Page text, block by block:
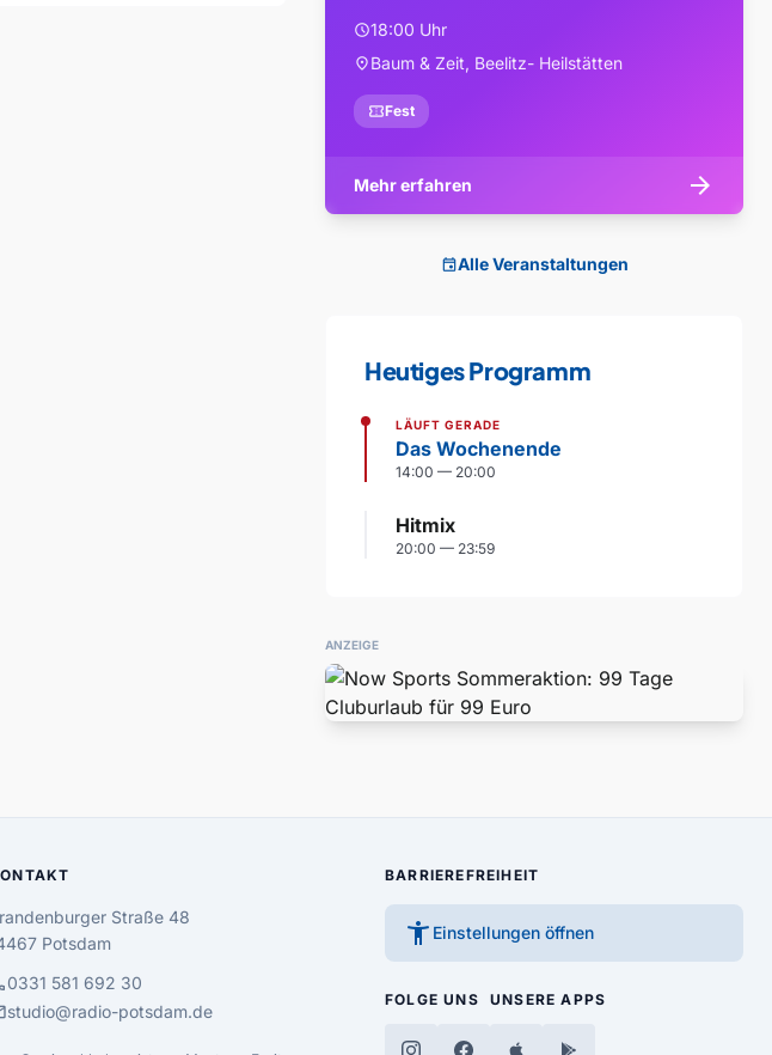
schedule18:00 Uhr
location_onBaum & Zeit, Beelitz- Heilstätten
confirmation_numberFest
Mehr erfahren arrow_forward
eventAlle Veranstaltungen
Heutiges Programm
LÄUFT GERADE
Das Wochenende
14:00 — 20:00
Hitmix
20:00 — 23:59
ANZEIGE
Straße 48
Potsdam
0331 581 692 30
studio@radio-potsdam.de
BARRIEREFREIHEIT
accessibility_new Einstellungen öffnen
FOLGE UNS UNSERE APPS